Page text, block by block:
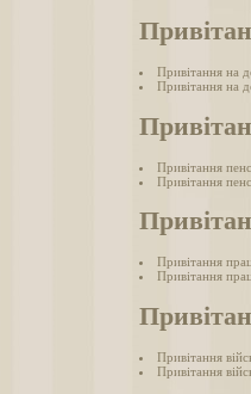
Привітання на
Привітання на
Привітання
Привітання
Привітання
Привітання
Привітання
Привітання